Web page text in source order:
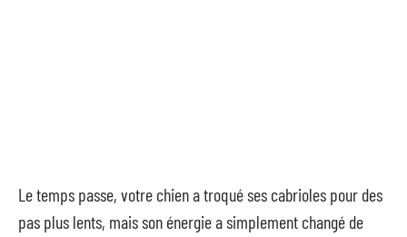
Le temps passe, votre chien a troqué ses cabrioles pour des
pas plus lents, mais son énergie a simplement changé de